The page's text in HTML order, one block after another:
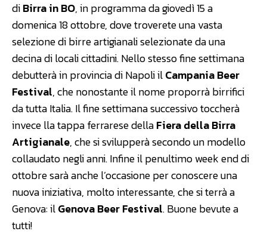
diBirra in BO, in programma da giovedì 15 a
domenica 18 ottobre, dove troverete una vasta
selezione di birre artigianali selezionate da una
decina di locali cittadini. Nello stesso fine settimana
debutterà in provincia di Napoli ilCampania Beer
Festival, che nonostante il nome proporrà birrifici
da tutta Italia. Il fine settimana successivo toccherà
invece lla tappa ferrarese dellaFiera della Birra
Artigianale, che si svilupperà secondo un modello
collaudato negli anni. Infine il penultimo week end di
ottobre sarà anche l’occasione per conoscere una
nuova iniziativa, molto interessante, che si terrà a
Genova: ilGenova Beer Festival. Buone bevute a
tutti!